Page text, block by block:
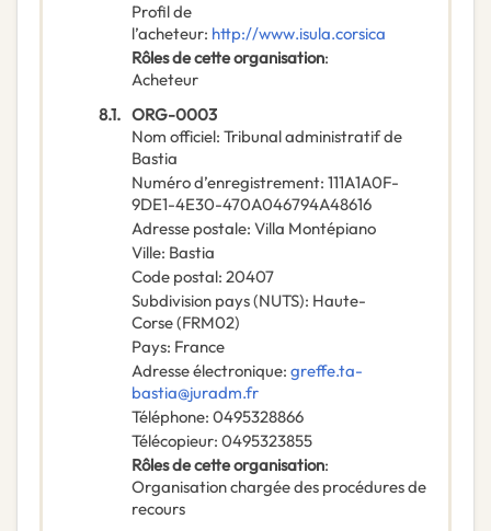
Profil de
l’acheteur: http://www.isula.corsica
Rôles de cette organisation:
Acheteur
8.1. ORG-0003
Nom officiel: Tribunal administratif de
Bastia
Numéro d’enregistrement: 111A1A0F-
9DE1-4E30-470A046794A48616
Adresse postale: Villa Montépiano
Ville: Bastia
Code postal: 20407
Subdivision pays (NUTS): Haute-
Corse(FRM02)
Pays: France
Adresse électronique: greffe.ta-
bastia@juradm.fr
Téléphone: 0495328866
Télécopieur: 0495323855
Rôles de cette organisation:
Organisation chargée des procédures de
recours